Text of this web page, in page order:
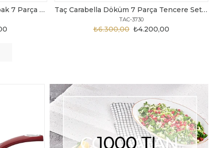
Taç Carabella Döküm 7 Parça Tencere Seti Siyah Taç Master Cook Tombik 7 Parça Tencere Seti Gri
TAC-3820
₺2.450,00
₺3.199,00